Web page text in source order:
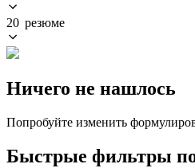
20 резюме
Ничего не нашлось
Попробуйте изменить
Быстрые фильтры